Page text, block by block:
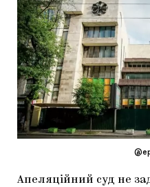
THE UKRAINIAN
Апеляційний суд не